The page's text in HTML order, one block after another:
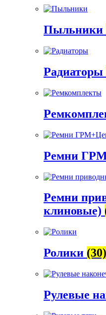
Пыльники
Радиаторы
Ремни
Ремни
клиновые)
Ролики (30)
Рулевые